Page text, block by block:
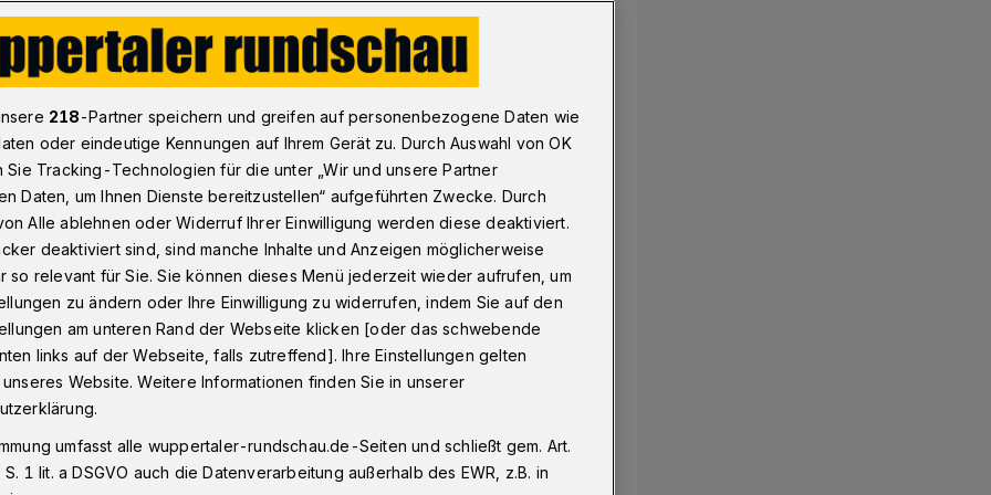
Pagano behielt kühlen Kopf
beim SV Verl
behielt kühlen
Temperaturen hat der
SV am Samstagnachmittag (27.
beim SC Verl
geholt.
218-Partner speichern und greifen auf personenbezogene Daten wie
oder eindeutige Kennungen auf Ihrem Gerät zu. Durch Auswahl von OK
Sie Tracking-Technologien für die unter „Wir und unsere Partner
Daten, um Ihnen Dienste bereitzustellen“ aufgeführten Zwecke. Durch
Alle ablehnen oder Widerruf Ihrer Einwilligung werden diese deaktiviert.
deaktiviert sind, sind manche Inhalte und Anzeigen möglicherweise
so relevant für Sie. Sie können dieses Menü jederzeit wieder aufrufen, um
zu ändern oder Ihre Einwilligung zu widerrufen, indem Sie auf den
am unteren Rand der Webseite klicken [oder das schwebende
links auf der Webseite, falls zutreffend]. Ihre Einstellungen gelten
Website. Weitere Informationen finden Sie in unserer
umfasst alle wuppertaler-rundschau.de-Seiten und schließt gem. Art.
1 lit. a DSGVO auch die Datenverarbeitung außerhalb des EWR, z.B. in